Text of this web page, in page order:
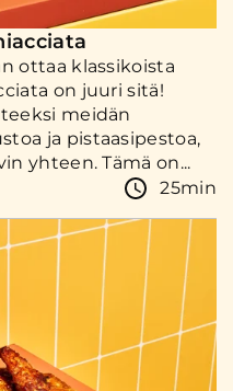
ottaa klassikoista
on juuri sitä!
meidän
ja pistaasipestoa,
yhteen. Tämä on...
25min